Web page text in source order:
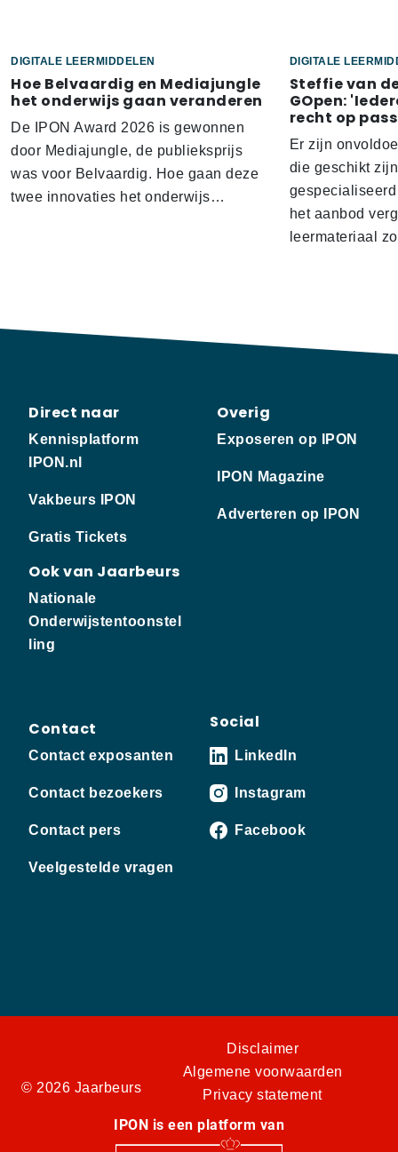
DIGITALE LEERMIDDELEN
Hoe Belvaardig en Mediajungle
het onderwijs gaan veranderen
De IPON Award 2026 is gewonnen
door Mediajungle, de publieksprijs
was voor Belvaardig. Hoe gaan deze
twee innovaties het onderwijs…
DIGITALE
Steffie van
GOpen:
recht op
Er zijn
die geschikt
het aanbod
leermateriaal
Direct naar
Kennisplatform
IPON.nl
Vakbeurs IPON
Gratis Tickets
Ook van Jaarbeurs
Nationale
Onderwijstentoonstel
ling
Overig
Exposeren op IPON
IPON Magazine
Adverteren op IPON
Contact
Contact exposanten
Contact bezoekers
Contact pers
Veelgestelde vragen
Social
LinkedIn
Instagram
Facebook
© 2026 Jaarbeurs
Disclaimer
Algemene voorwaarden
Privacy statement
IPON is een platform van